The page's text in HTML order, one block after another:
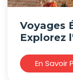
Voyages
Explorez
En Savoir